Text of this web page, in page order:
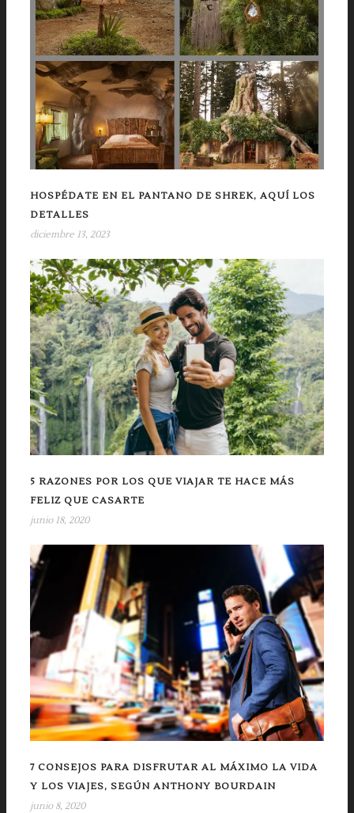
HOSPÉDATE EN EL PANTANO DE SHREK, AQUÍ LOS
DETALLES
diciembre 13, 2023
5 RAZONES POR LOS QUE VIAJAR TE HACE MÁS
FELIZ QUE CASARTE
junio 18, 2020
7 CONSEJOS PARA DISFRUTAR AL MÁXIMO LA VIDA
Y LOS VIAJES, SEGÚN ANTHONY BOURDAIN
junio 8, 2020